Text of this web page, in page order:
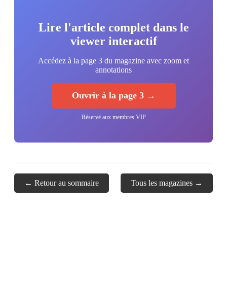
Lire l'article complet dans le
viewer interactif
Accédez à la page 3 du magazine avec zoom et
annotations
Ouvrir à la page 3 →
Réservé aux membres VIP
← Retour au sommaire Tous les magazines →